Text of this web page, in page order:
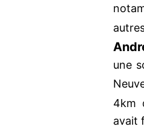
une
4km
avait